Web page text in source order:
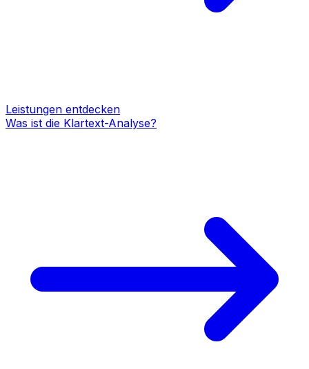
Leistungen entdecken
Was ist die Klartext-Analyse?